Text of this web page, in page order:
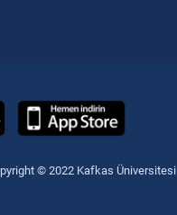
© 2022 Kafkas Üniversitesi